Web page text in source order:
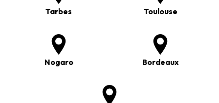
Tarbes Toulouse
Nogaro Bordeaux